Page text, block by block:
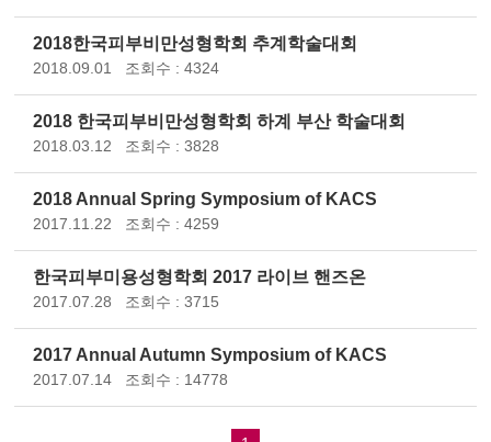
2018한국피부비만성형학회 추계학술대회
2018.09.01 조회수 : 4324
2018 한국피부비만성형학회 하계 부산 학술대회
2018.03.12 조회수 : 3828
2018 Annual Spring Symposium of KACS
2017.11.22 조회수 : 4259
한국피부미용성형학회 2017 라이브 핸즈온
2017.07.28 조회수 : 3715
2017 Annual Autumn Symposium of KACS
2017.07.14 조회수 : 14778